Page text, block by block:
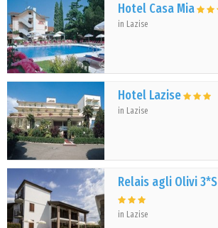
Hotel Casa Mia
in Lazise
Hotel Lazise
in Lazise
Relais agli Olivi 3*S
in Lazise